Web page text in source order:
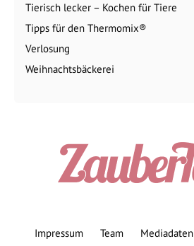
Tierisch lecker – Kochen für Tiere
Tipps für den Thermomix®
Verlosung
Weihnachtsbäckerei
Impressum Team Mediadaten